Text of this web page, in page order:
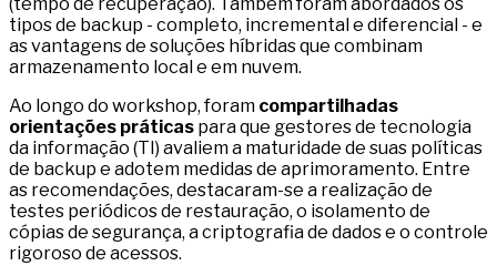
(tempo de recuperação). Também foram abordados os
tipos de backup - completo, incremental e diferencial - e
as vantagens de soluções híbridas que combinam
armazenamento local e em nuvem.
Ao longo do workshop, foram compartilhadas
orientações práticas para que gestores de tecnologia
da informação (TI) avaliem a maturidade de suas políticas
de backup e adotem medidas de aprimoramento. Entre
as recomendações, destacaram-se a realização de
testes periódicos de restauração, o isolamento de
cópias de segurança, a criptografia de dados e o controle
rigoroso de acessos.